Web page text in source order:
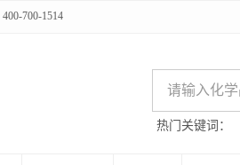
700-1514
热门关键词：